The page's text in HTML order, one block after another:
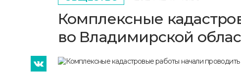
Комплексные
во Владимирской